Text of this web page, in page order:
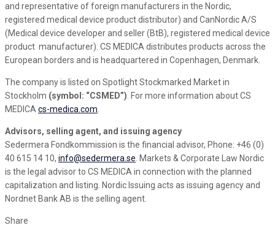
and representative of foreign manufacturers in the Nordic,
registered medical device product distributor) and CanNordic A/S
(Medical device developer and seller (BtB), registered medical device
product manufacturer). CS MEDICA distributes products across the
European borders and is headquartered in Copenhagen, Denmark.
The company is listed on Spotlight Stockmarked Market in
Stockholm (symbol: “CSMED”) . For more information about CS
MEDICA cs-medica.com
Advisors, selling agent, and issuing agency
Sedermera Fondkommission is the financial advisor, Phone: +46 (0)
40 615 14 10, info@sedermera.se . Markets & Corporate Law Nordic
is the legal advisor to CS MEDICA in connection with the planned
capitalization and listing. Nordic Issuing acts as issuing agency and
Nordnet Bank AB is the selling agent.
Share